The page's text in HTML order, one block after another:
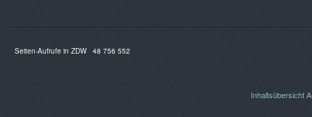
Seiten-Aufrufe in ZDW 48 756 552
Inhaltsübersicht